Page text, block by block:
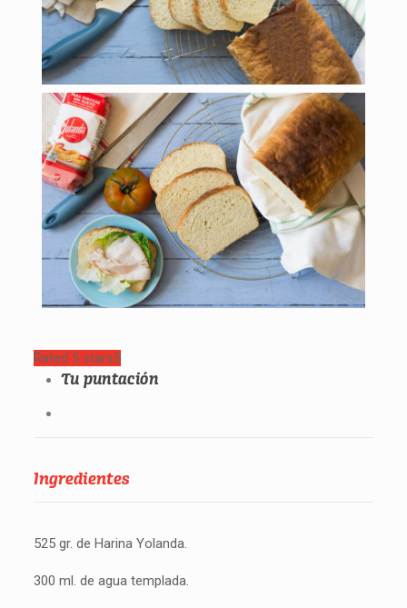
Rated 5 stars5
Tu puntación
Ingredientes
525 gr. de Harina Yolanda.
300 ml. de agua templada.